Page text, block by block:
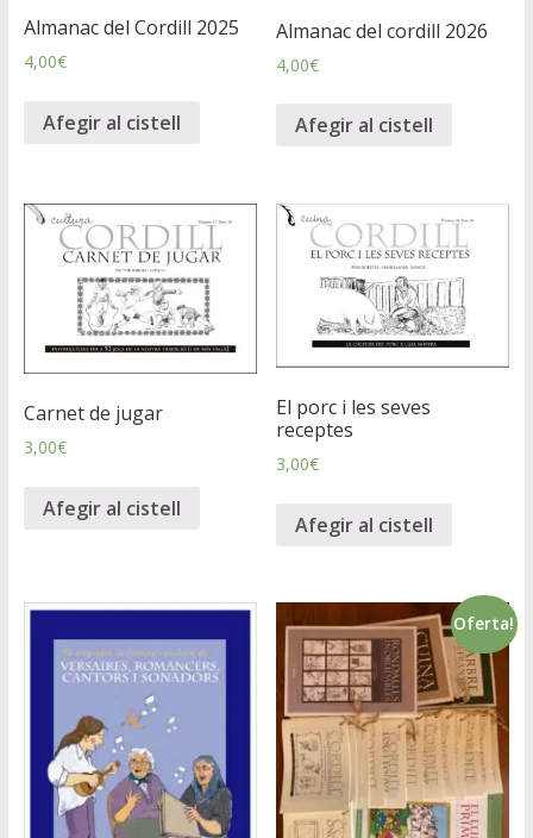
Almanac del Cordill 2025
4,00€
Afegir al cistell
Almanac del cordill 2026
4,00€
Afegir al cistell
Carnet de jugar
3,00€
Afegir al cistell
El porc i les seves
receptes
3,00€
Afegir al cistell
Oferta!